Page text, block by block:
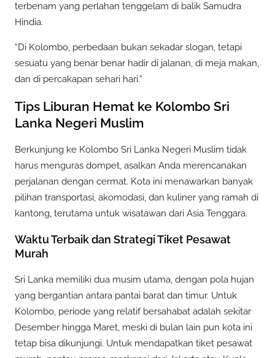
terbenam yang perlahan tenggelam di balik Samudra
Hindia.
“Di Kolombo, perbedaan bukan sekadar slogan, tetapi
sesuatu yang benar benar hadir di jalanan, di meja makan,
dan di percakapan sehari hari.”
Tips Liburan Hemat ke Kolombo Sri
Lanka Negeri Muslim
Berkunjung ke Kolombo Sri Lanka Negeri Muslim tidak
harus menguras dompet, asalkan Anda merencanakan
perjalanan dengan cermat. Kota ini menawarkan banyak
pilihan transportasi, akomodasi, dan kuliner yang ramah di
kantong, terutama untuk wisatawan dari Asia Tenggara.
Waktu Terbaik dan Strategi Tiket Pesawat
Murah
Sri Lanka memiliki dua musim utama, dengan pola hujan
yang bergantian antara pantai barat dan timur. Untuk
Kolombo, periode yang relatif bersahabat adalah sekitar
Desember hingga Maret, meski di bulan lain pun kota ini
tetap bisa dikunjungi. Untuk mendapatkan tiket pesawat